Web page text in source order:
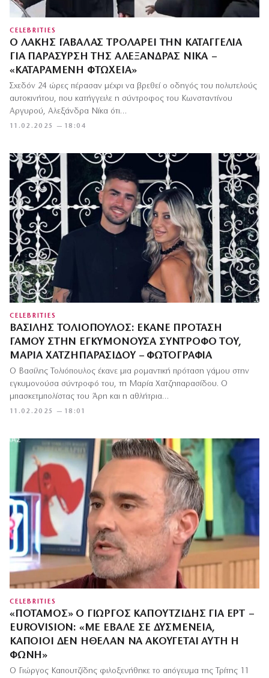
CELEBRITIES
Ο ΛΆΚΗΣ ΓΑΒΑΛΆΣ ΤΡΟΛΆΡΕΙ ΤΗΝ ΚΑΤΑΓΓΕΛΊΑ
ΓΙΑ ΠΑΡΆΣΥΡΣΗ ΤΗΣ ΑΛΕΞΆΝΔΡΑΣ ΝΊΚΑ –
«ΚΑΤΑΡΑΜΈΝΗ ΦΤΏΧΕΙΑ»
11.02.2025 — 18:04
Σχεδόν 24 ώρες πέρασαν μέχρι να βρεθεί ο οδηγός του πολυτελούς
αυτοκινήτου, που κατήγγειλε η σύντροφος του Κωνσταντίνου
Αργυρού, Αλεξάνδρα Νίκα ότι…
CELEBRITIES
ΒΑΣΊΛΗΣ ΤΟΛΙΌΠΟΥΛΟΣ: ΈΚΑΝΕ ΠΡΌΤΑΣΗ
ΓΆΜΟΥ ΣΤΗΝ ΕΓΚΥΜΟΝΟΎΣΑ ΣΎΝΤΡΟΦΌ ΤΟΥ,
ΜΑΡΊΑ ΧΑΤΖΗΠΑΡΑΣΊΔΟΥ – ΦΩΤΟΓΡΑΦΊΑ
11.02.2025 — 18:01
Ο Βασίλης Τολιόπουλος έκανε μια ρομαντική πρόταση γάμου στην
εγκυμονούσα σύντροφό του, τη Μαρία Χατζηπαρασίδου. Ο
μπασκετμπολίστας του Άρη και η αθλήτρια…
CELEBRITIES
«ΠΟΤΑΜΌΣ» Ο ΓΙΏΡΓΟΣ ΚΑΠΟΥΤΖΊΔΗΣ ΓΙΑ ΕΡΤ –
EUROVISION: «ΜΕ ΈΒΑΛΕ ΣΕ ΔΥΣΜΈΝΕΙΑ,
ΚΆΠΟΙΟΙ ΔΕΝ ΉΘΕΛΑΝ ΝΑ ΑΚΟΎΓΕΤΑΙ ΑΥΤΉ Η
ΦΩΝΉ»
Ο Γιώργος Καπουτζίδης φιλοξενήθηκε το απόγευμα της Τρίτης 11